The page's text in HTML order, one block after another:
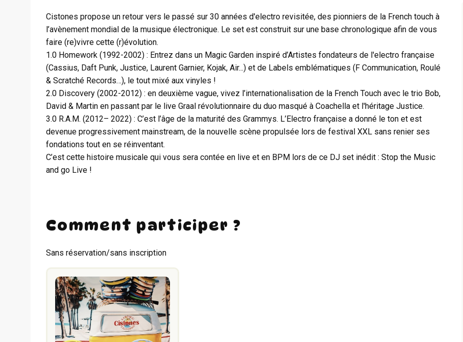
Cistones propose un retour vers le passé sur 30 années d'electro revisitée, des pionniers de la French touch à
l’avènement mondial de la musique électronique. Le set est construit sur une base chronologique afin de vous
faire (re)vivre cette (r)évolution.
1.0 Homework (1992-2002) : Entrez dans un Magic Garden inspiré d’Artistes fondateurs de l'electro française
(Cassius, Daft Punk, Justice, Laurent Garnier, Kojak, Air...) et de Labels emblématiques (F Communication, Roulé
& Scratché Records…), le tout mixé aux vinyles !
2.0 Discovery (2002-2012) : en deuxième vague, vivez l’internationalisation de la French Touch avec le trio Bob,
David & Martin en passant par le live Graal révolutionnaire du duo masqué à Coachella et l'héritage Justice.
3.0 R.A.M. (2012– 2022) : C’est l’âge de la maturité des Grammys. L’Electro française a donné le ton et est
devenue progressivement mainstream, de la nouvelle scène propulsée lors de festival XXL sans renier ses
fondations tout en se réinventant.
C’est cette histoire musicale qui vous sera contée en live et en BPM lors de ce DJ set inédit : Stop the Music
and go Live !
Comment participer ?
Sans réservation/sans inscription